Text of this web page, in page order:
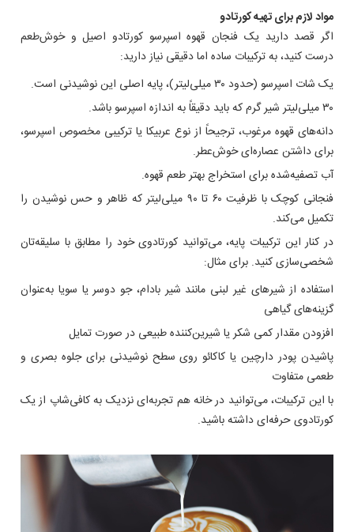
مواد لازم برای تهیه کورتادو
اگر قصد دارید یک فنجان قهوه اسپرسو کورتادو اصیل و خوش‌طعم
درست کنید، به ترکیبات ساده اما دقیقی نیاز دارید:
یک شات اسپرسو (حدود ۳۰ میلی‌لیتر)، پایه اصلی این نوشیدنی است.
۳۰ میلی‌لیتر شیر گرم که باید دقیقاً به اندازه اسپرسو باشد.
دانه‌های قهوه مرغوب، ترجیحاً از نوع عربیکا یا ترکیبی مخصوص اسپرسو،
برای داشتن عصاره‌ای خوش‌عطر.
آب تصفیه‌شده برای استخراج بهتر طعم قهوه.
فنجانی کوچک با ظرفیت ۶۰ تا ۹۰ میلی‌لیتر که ظاهر و حس نوشیدن را
تکمیل می‌کند.
در کنار این ترکیبات پایه، می‌توانید کورتادوی خود را مطابق با سلیقه‌تان
شخصی‌سازی کنید. برای مثال:
استفاده از شیرهای غیر لبنی مانند شیر بادام، جو دوسر یا سویا به‌عنوان
گزینه‌های گیاهی
افزودن مقدار کمی شکر یا شیرین‌کننده طبیعی در صورت تمایل
پاشیدن پودر دارچین یا کاکائو روی سطح نوشیدنی برای جلوه بصری و
طعمی متفاوت
با این ترکیبات، می‌توانید در خانه هم تجربه‌ای نزدیک به کافی‌شاپ از یک
کورتادوی حرفه‌ای داشته باشید.